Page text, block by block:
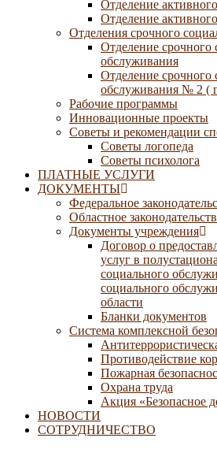
Отделение
Отделение
Отделения срочного
Отделение срочного
обслуживания
Отделение срочного
обслуживания № 2 (
Рабочие программы
Инновационные проекты
Советы и рекомендации
Советы логопеда
Советы психолога
ПЛАТНЫЕ УСЛУГИ
ДОКУМЕНТЫ
Федеральное
Областное
Документы учреждения
Договор о
услуг в
социального
социального
области
Бланки документов
Система комплексной
Противодействие
Пожарная
Охрана труда
Акция «Безопасное
НОВОСТИ
СОТРУДНИЧЕСТВО